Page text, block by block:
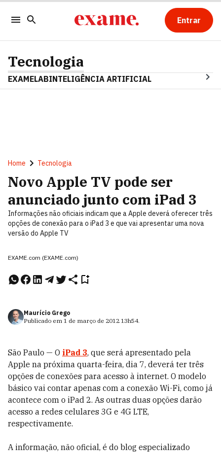
Entrar
Tecnologia
EXAMELABINTELIGÊNCIA ARTIFICIAL
Home Tecnologia
Novo Apple TV pode ser
anunciado junto com iPad 3
Informações não oficiais indicam que a Apple deverá oferecer três
opções de conexão para o iPad 3 e que vai apresentar uma nova
versão do Apple TV
EXAME.com (EXAME.com)
Maurício Grego
Publicado em 1 de março de 2012 13h54.
São Paulo — O iPad 3, que será apresentado pela
Apple na próxima quarta-feira, dia 7, deverá ter três
opções de conexões para acesso à internet. O modelo
básico vai contar apenas com a conexão Wi-Fi, como já
acontece com o iPad 2. As outras duas opções darão
acesso a redes celulares 3G e 4G LTE,
respectivamente.
A informação, não oficial, é do blog especializado